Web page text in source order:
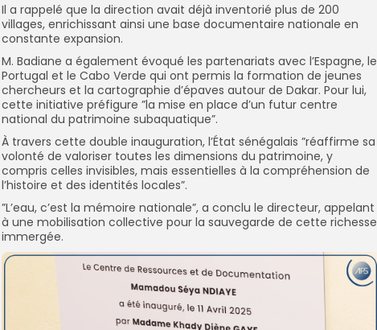
Il a rappelé que la direction avait déjà inventorié plus de 200
villages, enrichissant ainsi une base documentaire nationale en
constante expansion.
M. Badiane a également évoqué les partenariats avec l’Espagne, le
Portugal et le Cabo Verde qui ont permis la formation de jeunes
chercheurs et la cartographie d’épaves autour de Dakar. Pour lui,
cette initiative préfigure ”la mise en place d’un futur centre
national du patrimoine subaquatique”.
À travers cette double inauguration, l’État sénégalais ”réaffirme sa
volonté de valoriser toutes les dimensions du patrimoine, y
compris celles invisibles, mais essentielles à la compréhension de
l’histoire et des identités locales”.
”L’eau, c’est la mémoire nationale”, a conclu le directeur, appelant
à une mobilisation collective pour la sauvegarde de cette richesse
immergée.